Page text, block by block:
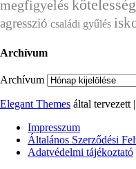
megfigyelés
agresszió családi gyűlés
Archívum
Archívum
Elegant Themes által tervezett
Impresszum
Általános Szerződési
Adatvédelmi tájékoztató